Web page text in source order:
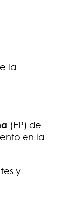
la
(EP) de
en la
y